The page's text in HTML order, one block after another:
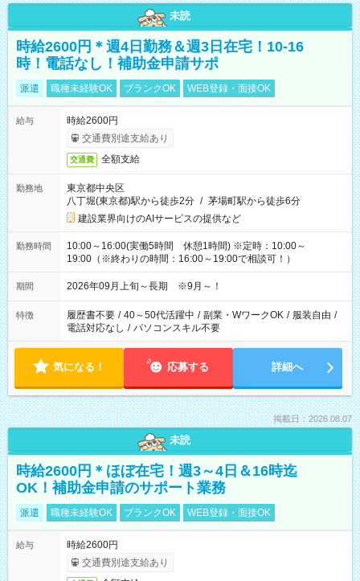
未読
時給2600円＊週4日勤務＆週3日在宅！10-16
時！電話なし！補助金申請サポ
派遣 職種未経験OK ブランクOK WEB登録・面接OK
給与
時給2600円
交通費別途支給あり
交通費 全額支給
勤務地
東京都中央区
八丁堀(東京都)駅から徒歩2分 / 茅場町駅から徒歩6分
建設業界向けのAIサービスの提供など
勤務時間
10:00～16:00(実働5時間 休憩1時間) ※定時：10:00～
19:00（※終わりの時間：16:00～19:00で相談可！）
期間 2026年09月上旬～長期 ※9月～！
特徴 履歴書不要 / 40～50代活躍中 / 副業・WワークOK / 服装自由 /
電話対応なし / パソコンスキル不要
気になる！ 応募する 詳細へ
掲載日：2026.08.07
未読
時給2600円＊ほぼ在宅！週3～4日＆16時迄
OK！補助金申請のサポート業務
派遣 職種未経験OK ブランクOK WEB登録・面接OK
給与
時給2600円
交通費別途支給あり